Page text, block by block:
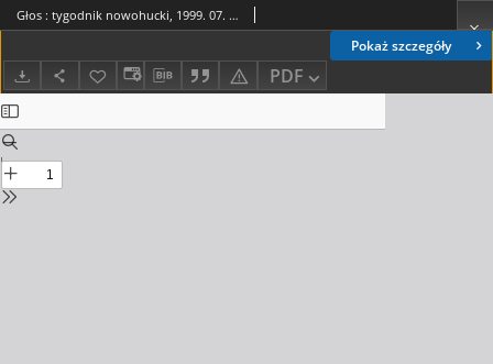
Pokaż szczegóły
PDF
Głos : tygodnik nowohucki, 1999. 07. 02, nr 27